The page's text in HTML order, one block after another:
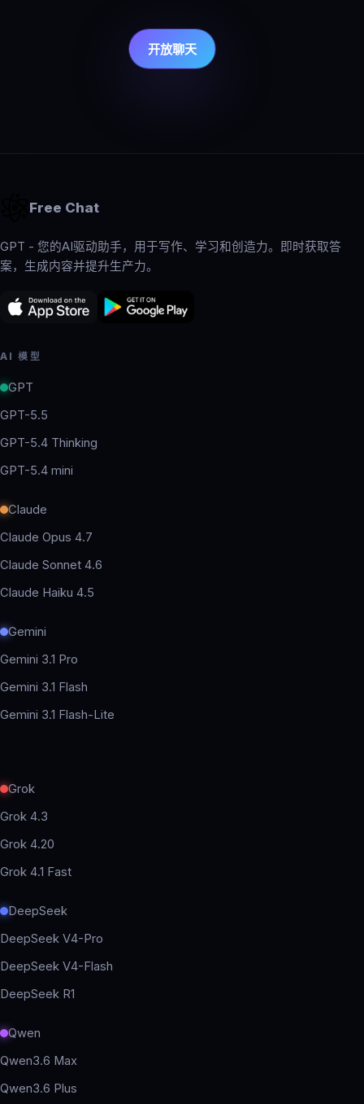
开放聊天
Free Chat
GPT - 您的AI驱动助手，用于写作、学习和创造力。即时获取答
案，生成内容并提升生产力。
AI 模型
GPT
GPT-5.5
GPT-5.4 Thinking
GPT-5.4 mini
Claude
Claude Opus 4.7
Claude Sonnet 4.6
Claude Haiku 4.5
Gemini
Gemini 3.1 Pro
Gemini 3.1 Flash
Gemini 3.1 Flash-Lite
Grok
Grok 4.3
Grok 4.20
Grok 4.1 Fast
DeepSeek
DeepSeek V4-Pro
DeepSeek V4-Flash
DeepSeek R1
Qwen
Qwen3.6 Max
Qwen3.6 Plus